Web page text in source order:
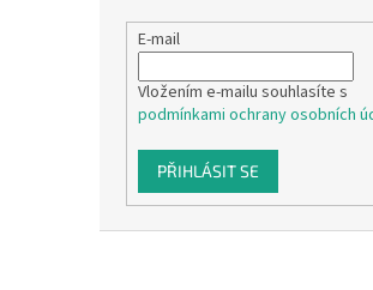
E-mail
Vložením e-mailu souhlasíte s
podmínkami ochrany osobních
PŘIHLÁSIT SE